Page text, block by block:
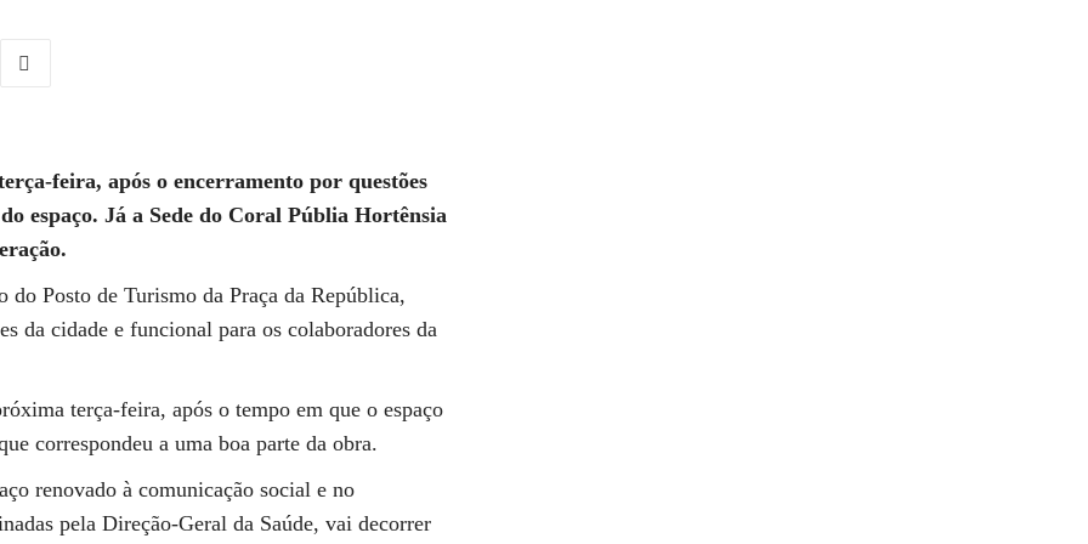
feira, após o encerramento por questões
espaço. Já a Sede do Coral Públia Hortênsia
do Posto de Turismo da Praça da República,
da cidade e funcional para os colaboradores da
terça-feira, após o tempo em que o espaço
correspondeu a uma boa parte da obra.
renovado à comunicação social e no
pela Direção-Geral da Saúde, vai decorrer